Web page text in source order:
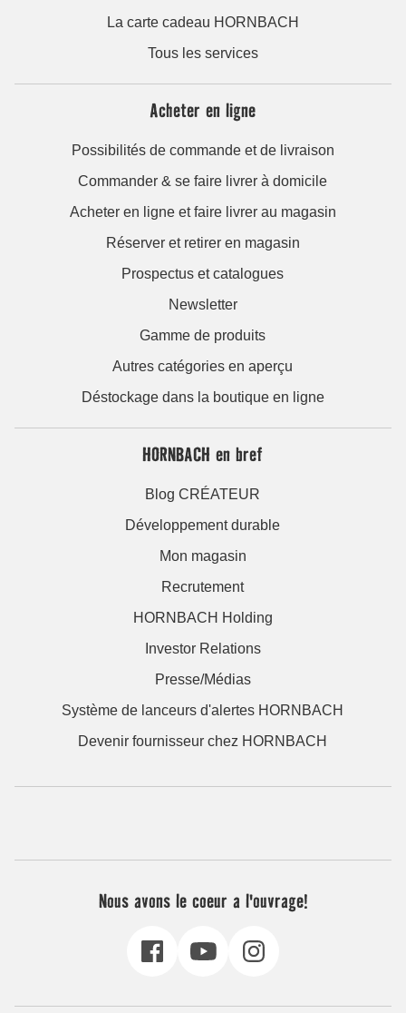
La carte cadeau HORNBACH
Tous les services
Acheter en ligne
Possibilités de commande et de livraison
Commander & se faire livrer à domicile
Acheter en ligne et faire livrer au magasin
Réserver et retirer en magasin
Prospectus et catalogues
Newsletter
Gamme de produits
Autres catégories en aperçu
Déstockage dans la boutique en ligne
HORNBACH en bref
Blog CRÉATEUR
Développement durable
Mon magasin
Recrutement
HORNBACH Holding
Investor Relations
Presse/Médias
Système de lanceurs d'alertes HORNBACH
Devenir fournisseur chez HORNBACH
Nous avons le coeur a l'ouvrage!